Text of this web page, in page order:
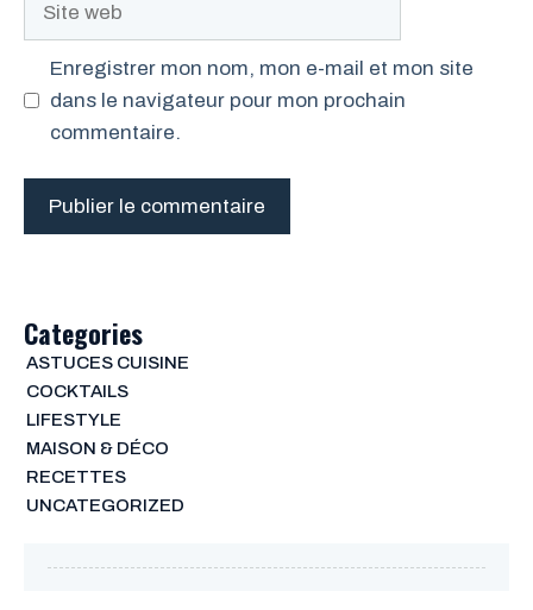
Enregistrer mon nom, mon e-mail et mon site
dans le navigateur pour mon prochain
commentaire.
Categories
ASTUCES CUISINE
COCKTAILS
LIFESTYLE
MAISON & DÉCO
RECETTES
UNCATEGORIZED